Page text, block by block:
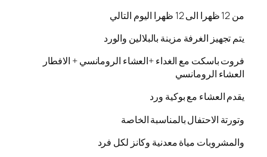
من 12 ظهرا الى 12 ظهرا اليوم التالي
يتم تجهيز الغرفة مزينة بالبلالين والورد
فروت باسكت مع الغداء +العشاء الرومانسي + الافطار
العشاء الرومانسي
يقدم العشاء مع بوكية ورد
وتورتة الاحتفال بالمناسبة الخاصة
والمشروبات مياة معدنية وكانز لكل فرد